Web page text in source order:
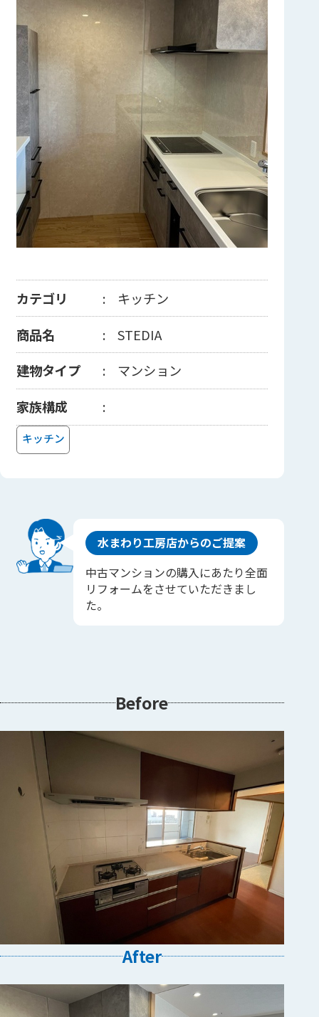
カテゴリ
キッチン
商品名
STEDIA
建物タイプ
マンション
家族構成
キッチン
水まわり工房店からのご提案
中古マンションの購入にあたり全面
リフォームをさせていただきまし
た。
Before
After